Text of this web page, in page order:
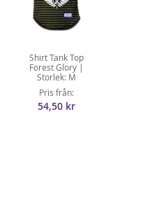
Shirt Tank Top
Forest Glory |
Storlek: M
Pris från
54,50 kr